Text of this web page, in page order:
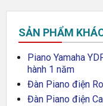
SẢN PHẨM
Piano Yamaha
hành 1 năm
Đàn Piano điện
Đàn Piano điện